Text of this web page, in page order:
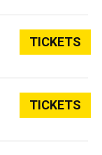
TICKETS
TICKETS